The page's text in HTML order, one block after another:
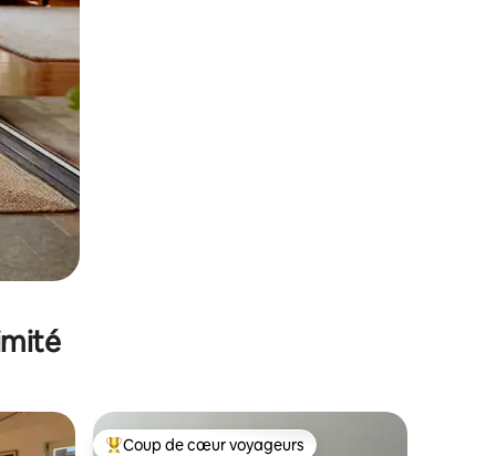
Coup de cœur voyageurs